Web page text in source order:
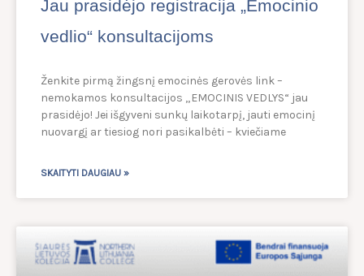
Jau prasidėjo registracija „Emocinio
vedlio“ konsultacijoms
Ženkite pirmą žingsnį emocinės gerovės link –
nemokamos konsultacijos „EMOCINIS VEDLYS“ jau
prasidėjo! Jei išgyveni sunkų laikotarpį, jauti emocinį
nuovargį ar tiesiog nori pasikalbėti – kviečiame
SKAITYTI DAUGIAU »